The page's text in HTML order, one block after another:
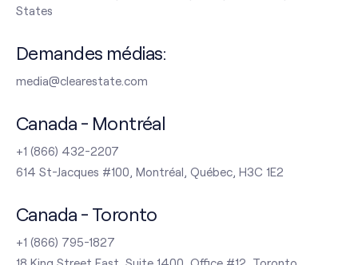
States
Demandes médias:
media@clearestate.com
Canada - Montréal
+1 (866) 432-2207
614 St-Jacques #100, Montréal, Québec, H3C 1E2
Canada - Toronto
+1 (866) 795-1827